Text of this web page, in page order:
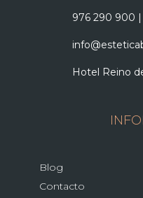
976 290 900
Hotel Reino
Blog
Contacto